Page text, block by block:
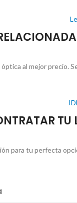
al mejor precio.
para tu perfecta